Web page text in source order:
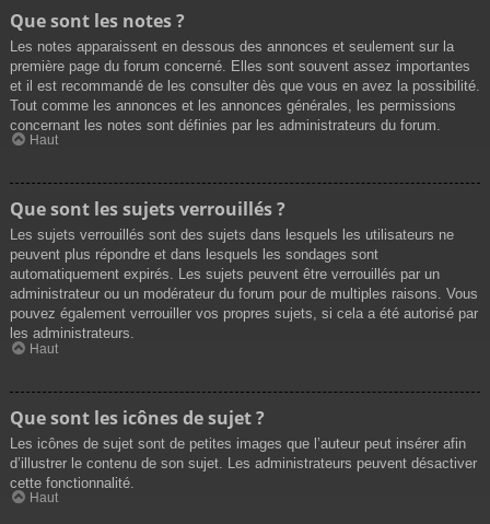
Que sont les notes ?
Les notes apparaissent en dessous des annonces et seulement sur la
première page du forum concerné. Elles sont souvent assez importantes
et il est recommandé de les consulter dès que vous en avez la possibilité.
Tout comme les annonces et les annonces générales, les permissions
concernant les notes sont définies par les administrateurs du forum.
Haut
Que sont les sujets verrouillés ?
Les sujets verrouillés sont des sujets dans lesquels les utilisateurs ne
peuvent plus répondre et dans lesquels les sondages sont
automatiquement expirés. Les sujets peuvent être verrouillés par un
administrateur ou un modérateur du forum pour de multiples raisons. Vous
pouvez également verrouiller vos propres sujets, si cela a été autorisé par
les administrateurs.
Haut
Que sont les icônes de sujet ?
Les icônes de sujet sont de petites images que l’auteur peut insérer afin
d’illustrer le contenu de son sujet. Les administrateurs peuvent désactiver
cette fonctionnalité.
Haut